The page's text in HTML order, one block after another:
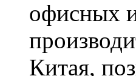
офисных
Китая,